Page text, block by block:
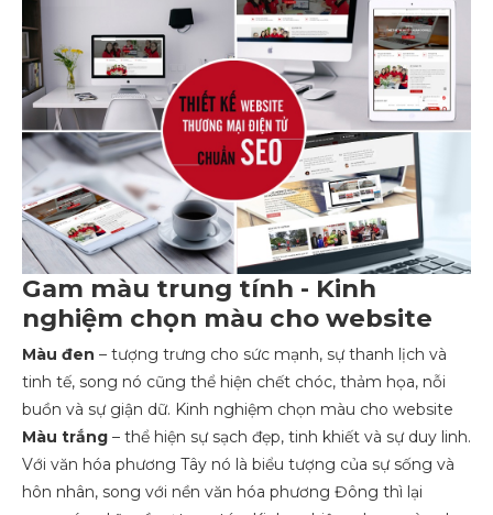
Gam màu trung tính - Kinh
nghiệm chọn màu cho website
Màu đen – tượng trưng cho sức mạnh, sự thanh lịch và
tinh tế, song nó cũng thể hiện chết chóc, thảm họa, nỗi
buồn và sự giận dữ. Kinh nghiệm chọn màu cho website
Màu trắng – thể hiện sự sạch đẹp, tinh khiết và sự duy linh.
Với văn hóa phương Tây nó là biểu tượng của sự sống và
hôn nhân, song với nền văn hóa phương Đông thì lại